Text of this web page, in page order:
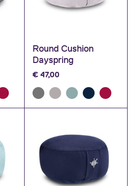
Round Cushion
Dayspring
€ 47,00